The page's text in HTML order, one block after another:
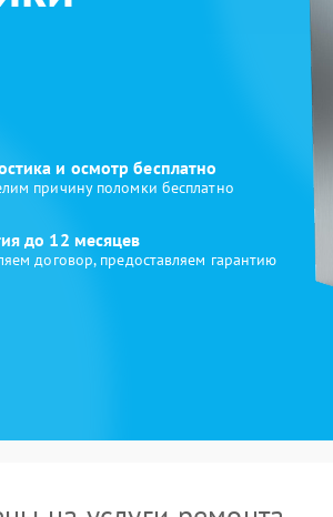
и осмотр бесплатно
причину поломки бесплатно
до 12 месяцев
договор, предоставляем гарантию